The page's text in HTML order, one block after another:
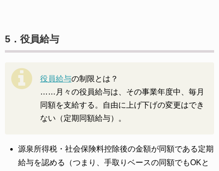
5．役員給与
役員給与の制限とは？
……月々の役員給与は、その事業年度中、毎月
同額を支給する。自由に上げ下げの変更はでき
ない（定期同額給与）。
源泉所得税・社会保険料控除後の金額が同額である定期
給与を認める（つまり、手取りベースの同額でもOKと